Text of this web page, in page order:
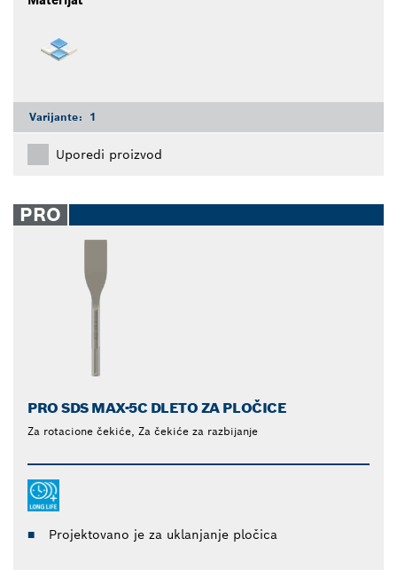
Varijante: 1
Uporedi proizvod
PRO
PRO SDS MAX-5C DLETO ZA PLOČICE
Za rotacione čekiće, Za čekiće za razbijanje
Projektovano je za uklanjanje pločica